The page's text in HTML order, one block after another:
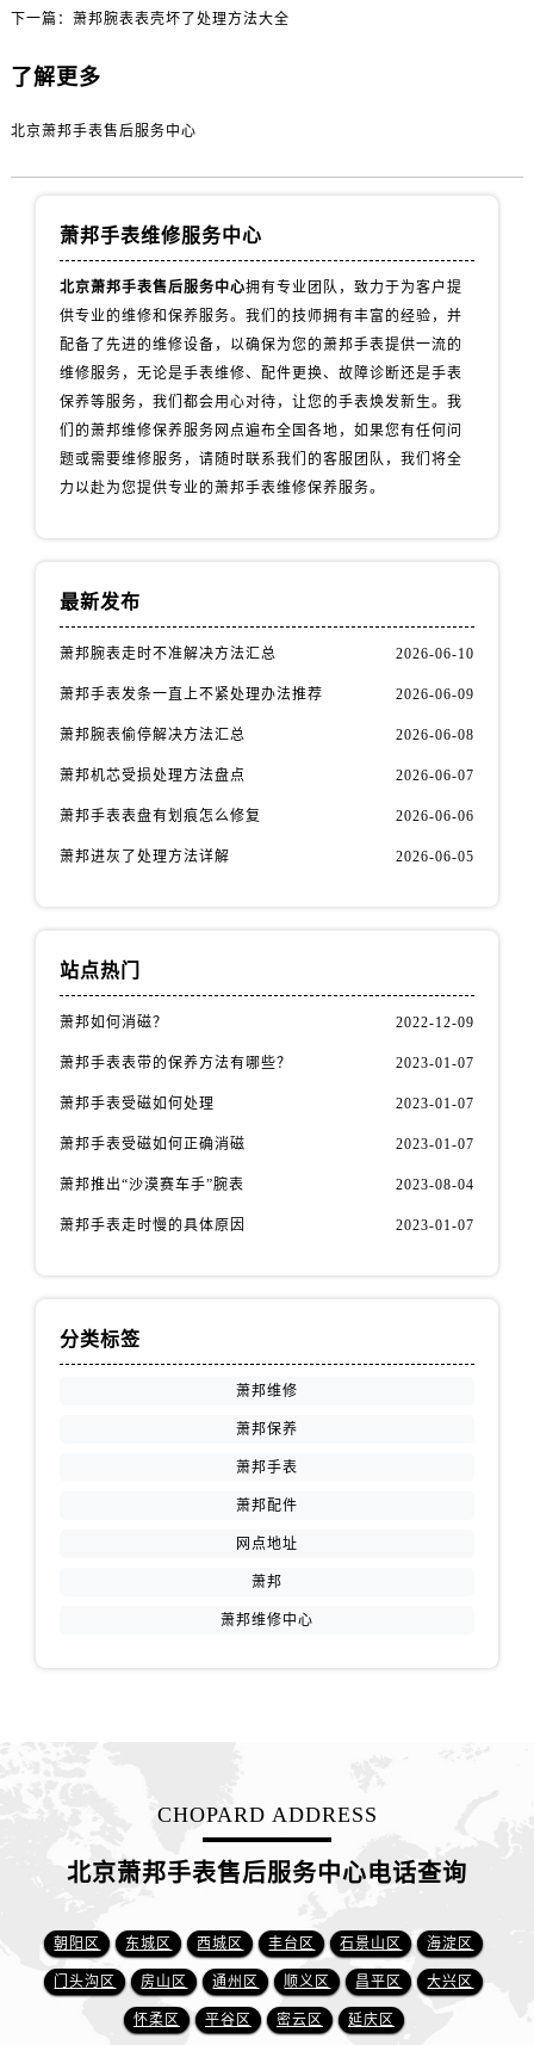
下一篇： 萧邦腕表表壳坏了处理方法大全
了解更多
北京萧邦手表售后服务中心
萧邦手表维修服务中心
北京萧邦手表售后服务中心拥有专业团队，致力于为客户提
供专业的维修和保养服务。我们的技师拥有丰富的经验，并
配备了先进的维修设备，以确保为您的萧邦手表提供一流的
维修服务，无论是手表维修、配件更换、故障诊断还是手表
保养等服务，我们都会用心对待，让您的手表焕发新生。我
们的萧邦维修保养服务网点遍布全国各地，如果您有任何问
题或需要维修服务，请随时联系我们的客服团队，我们将全
力以赴为您提供专业的萧邦手表维修保养服务。
最新发布
萧邦腕表走时不准解决方法汇总 2026-06-10
萧邦手表发条一直上不紧处理办法推荐 2026-06-09
萧邦腕表偷停解决方法汇总 2026-06-08
萧邦机芯受损处理方法盘点 2026-06-07
萧邦手表表盘有划痕怎么修复 2026-06-06
萧邦进灰了处理方法详解 2026-06-05
站点热门
萧邦如何消磁？ 2022-12-09
萧邦手表表带的保养方法有哪些？ 2023-01-07
萧邦手表受磁如何处理 2023-01-07
萧邦手表受磁如何正确消磁 2023-01-07
萧邦推出“沙漠赛车手”腕表 2023-08-04
萧邦手表走时慢的具体原因 2023-01-07
分类标签
萧邦维修
萧邦保养
萧邦手表
萧邦配件
网点地址
萧邦
萧邦维修中心
CHOPARD ADDRESS
北京萧邦手表售后服务中心电话查询
朝阳区 东城区 西城区 丰台区 石景山区 海淀区
门头沟区 房山区 通州区 顺义区 昌平区 大兴区
怀柔区 平谷区 密云区 延庆区